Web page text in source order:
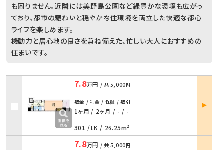
も困りません。近隣には美野島公園など緑豊かな環境も広がっ
ており、都市の賑わいと穏やかな住環境を両立した快適な都心
ライフを楽しめます。
機動力と居心地の良さを兼ね備えた、忙しい大人におすすめの
住まいです。
7.8万円 / 共 5,000円
敷金 / 礼金 / 保証 / 敷引
1ヶ月 / 2ヶ月 / - / -
301 /1K / 26.25m²
部屋
詳細
7.8万円 / 共 5,000円